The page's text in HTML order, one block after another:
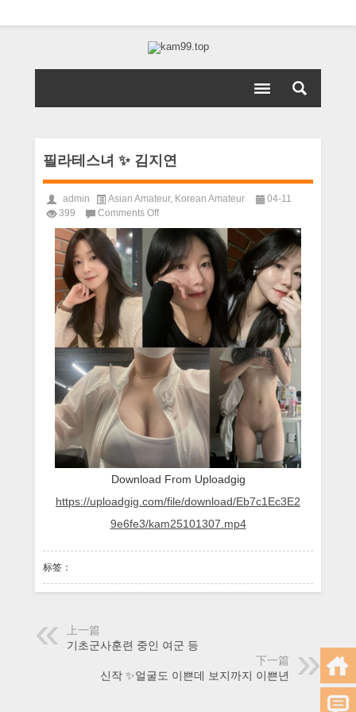
필라테스녀 ✨ 김지연
admin Asian Amateur, Korean Amateur
04-11
399
Comments Offon
필
라
테
스
녀
Download From Uploadgig
https://uploadgig.com/file/download/Eb7c1Ec3E2
9e6fe3/kam25101307.mp4
标签：
上一篇
기초군사훈련 중인 여군 등
下一篇
신작 ✨얼굴도 이쁜데 보지까지 이쁜년